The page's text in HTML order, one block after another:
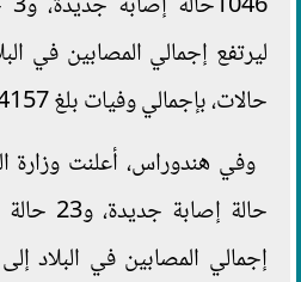
حالات، بإجمالي وفيات بلغ 4157 حالة حتى الآن.
حالة